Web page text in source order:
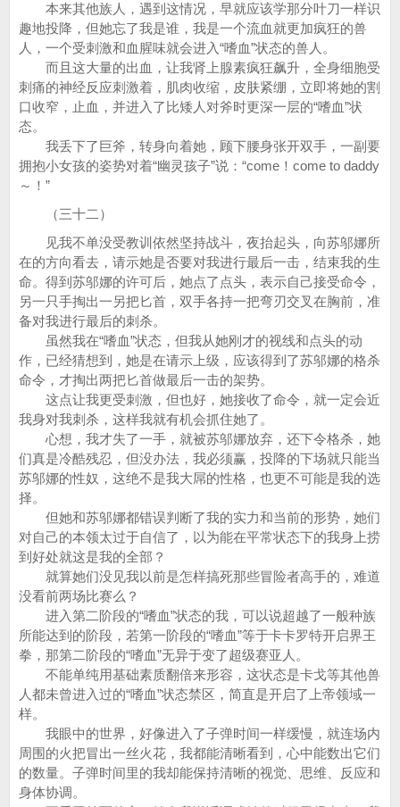
本来其他族人，遇到这情况，早就应该学那分叶刀一样识
趣地投降，但她忘了我是谁，我是一个流血就更加疯狂的兽
人，一个受刺激和血腥味就会进入“嗜血”状态的兽人。
而且这大量的出血，让我肾上腺素疯狂飙升，全身细胞受
刺痛的神经反应刺激着，肌肉收缩，皮肤紧绷，立即将她的割
口收窄，止血，并进入了比矮人对斧时更深一层的“嗜血”状
态。
我丢下了巨斧，转身向着她，顾下腰身张开双手，一副要
拥抱小女孩的姿势对着“幽灵孩子”说：“come！come to daddy
～！”
（三十二）
见我不单没受教训依然坚持战斗，夜抬起头，向苏邬娜所
在的方向看去，请示她是否要对我进行最后一击，结束我的生
命。得到苏邬娜的许可后，她点了点头，表示自己接受命令，
另一只手掏出一另把匕首，双手各持一把弯刃交叉在胸前，准
备对我进行最后的刺杀。
虽然我在“嗜血”状态，但我从她刚才的视线和点头的动
作，已经猜想到，她是在请示上级，应该得到了苏邬娜的格杀
命令，才掏出两把匕首做最后一击的架势。
这点让我更受刺激，但也好，她接收了命令，就一定会近
我身对我刺杀，这样我就有机会抓住她了。
心想，我才失了一手，就被苏邬娜放弃，还下令格杀，她
们真是冷酷残忍，但没办法，我必须赢，投降的下场就只能当
苏邬娜的性奴，这绝不是我大屌的性格，也更不可能是我的选
择。
但她和苏邬娜都错误判断了我的实力和当前的形势，她们
对自己的本领太过于自信了，以为能在平常状态下的我身上捞
到好处就这是我的全部？
就算她们没见我以前是怎样搞死那些冒险者高手的，难道
没看前两场比赛么？
进入第二阶段的“嗜血”状态的我，可以说超越了一般种族
所能达到的阶段，若第一阶段的“嗜血”等于卡卡罗特开启界王
拳，那第二阶段的“嗜血”无异于变了超级赛亚人。
不能单纯用基础素质翻倍来形容，这状态是卡戈等其他兽
人都未曾进入过的“嗜血”状态禁区，简直是开启了上帝领域一
样。
我眼中的世界，好像进入了子弹时间一样缓慢，就连场内
周围的火把冒出一丝火花，我都能清晰看到，心中能数出它们
的数量。子弹时间里的我却能保持清晰的视觉、思维、反应和
身体协调。